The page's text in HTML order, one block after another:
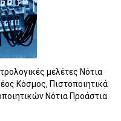
μελέτες Νότια
Κόσμος, Πιστοποιητικά
Νότια Προάστια